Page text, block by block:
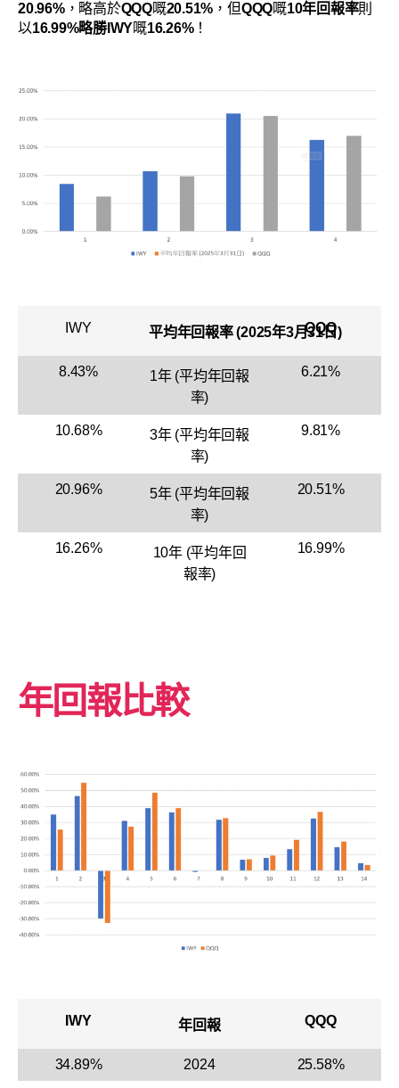
20.96%，略高於QQQ嘅20.51% ，但QQQ嘅10年回報率則
以16.99%略勝IWY嘅16.26%！
IWY 平均年回報率 (2025年3月31日)
QQQ
8.43%
1年 (平均年回報
率)
6.21%
10.68%
3年 (平均年回報
率)
9.81%
20.96%
5年 (平均年回報
率)
20.51%
16.26%
10年 (平均年回
報率)
16.99%
年回報比較
IWY 年回報 QQQ
34.89% 2024 25.58%